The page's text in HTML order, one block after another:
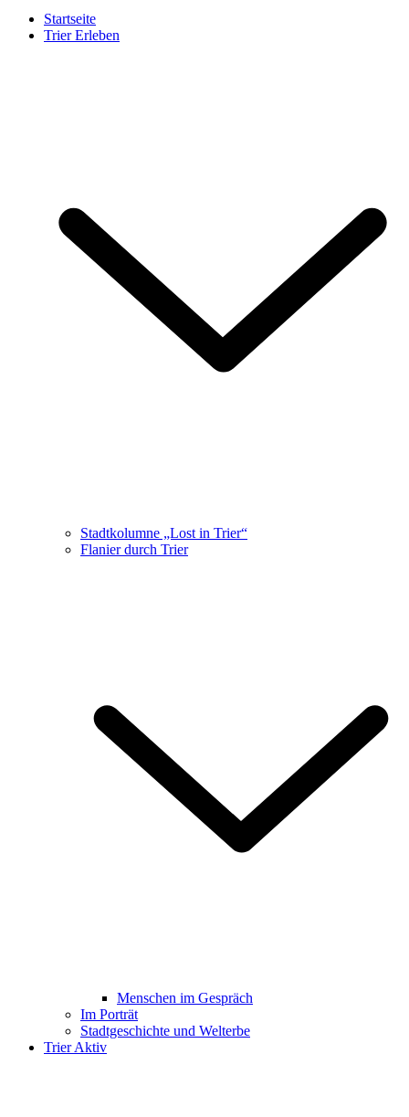
Startseite
Trier Erleben
Stadtkolumne „Lost in Trier“
Flanier durch Trier
Menschen im Gespräch
Im Porträt
Stadtgeschichte und Welterbe
Trier Aktiv